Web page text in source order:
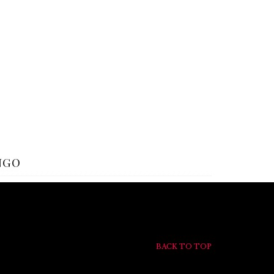
BACK TO TOP